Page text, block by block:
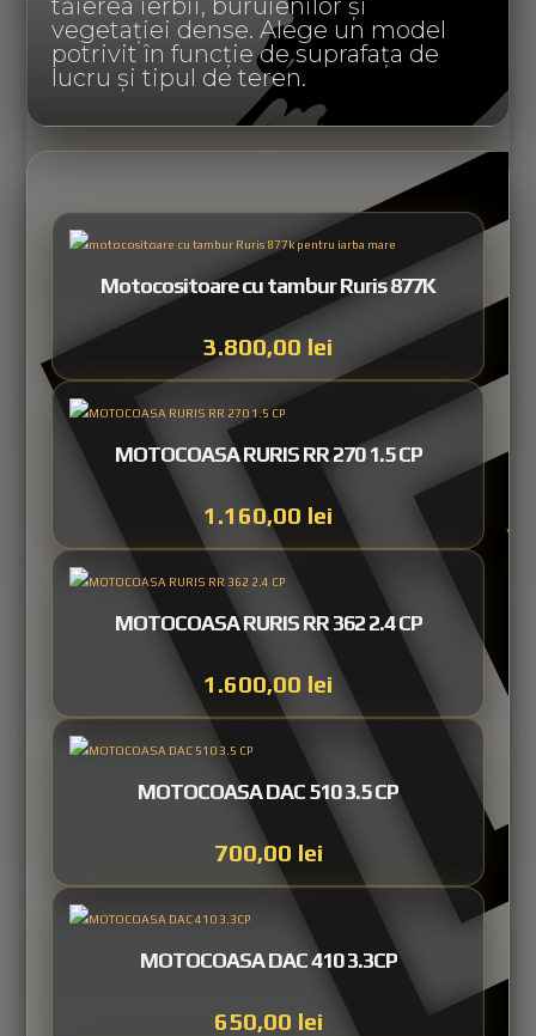
tăierea ierbii, buruienilor și
vegetației dense. Alege un model
potrivit în funcție de suprafața de
lucru și tipul de teren.
Motocositoare cu tambur Ruris 877K
3.800,00 lei
MOTOCOASA RURIS RR 270 1.5 CP
1.160,00 lei
MOTOCOASA RURIS RR 362 2.4 CP
1.600,00 lei
MOTOCOASA DAC 510 3.5 CP
700,00 lei
MOTOCOASA DAC 410 3.3CP
650,00 lei